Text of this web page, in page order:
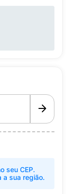
seu CEP.
a sua região.